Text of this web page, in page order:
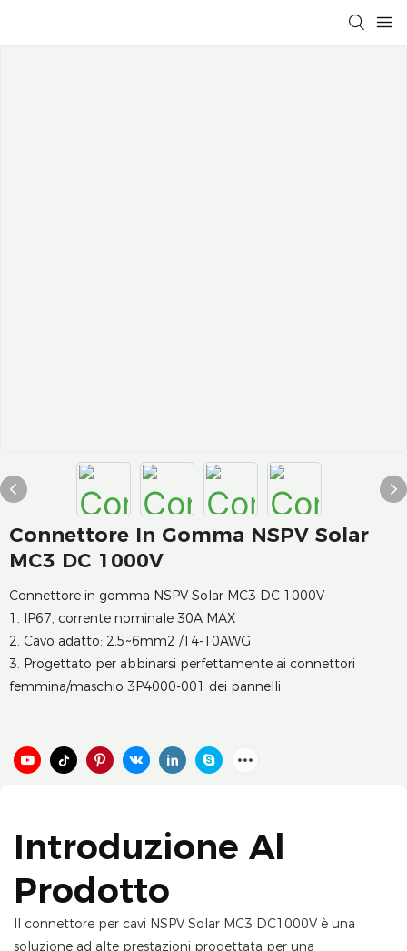
Connettore In Gomma NSPV Solar
MC3 DC 1000V
Connettore in gomma NSPV Solar MC3 DC 1000V
1. IP67, corrente nominale 30A MAX
2. Cavo adatto: 2,5~6mm2 /14-10AWG
3. Progettato per abbinarsi perfettamente ai connettori
femmina/maschio 3P4000-001 dei pannelli
Introduzione Al
Prodotto
Il connettore per cavi NSPV Solar MC3 DC1000V è una
soluzione ad alte prestazioni progettata per una